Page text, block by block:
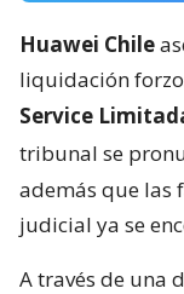
Huawei Chile
liquidación
Service
tribunal se
además que las
judicial ya se
A través de una